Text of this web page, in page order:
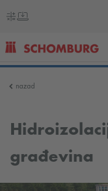
Hrvatska
nazad
građevina